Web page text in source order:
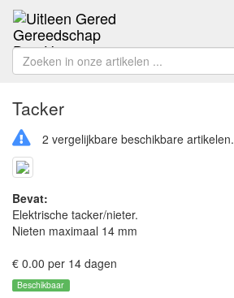
Tacker
2 vergelijkbare beschikbare artikelen.
Bevat:
Elektrische tacker/nieter.
Nieten maximaal 14 mm
€ 0.00 per 14 dagen
Beschikbaar